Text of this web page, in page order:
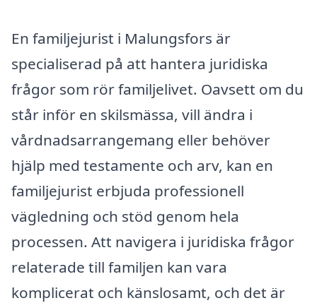
En familjejurist i Malungsfors är
specialiserad på att hantera juridiska
frågor som rör familjelivet. Oavsett om du
står inför en skilsmässa, vill ändra i
vårdnadsarrangemang eller behöver
hjälp med testamente och arv, kan en
familjejurist erbjuda professionell
vägledning och stöd genom hela
processen. Att navigera i juridiska frågor
relaterade till familjen kan vara
komplicerat och känslosamt, och det är